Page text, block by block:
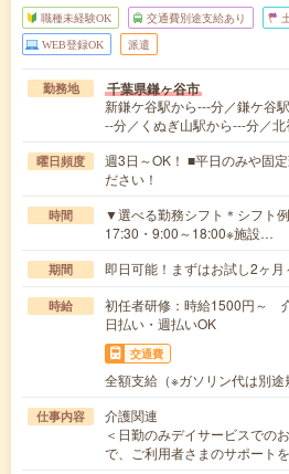
職種未経験OK 交通費別途支給あり
WEB登録OK 派遣
勤務地 千葉県鎌ヶ谷市
新鎌ケ谷駅から---分／鎌ケ谷
--分／くぬぎ山駅から---分／
曜日頻度
週3日～OK！ ■平日のみや固
ださい！
時間
▼選べる勤務シフト＊シフト
17:30・9:00～18:00※施設…
期間 即日可能！まずはお試し2ヶ月
時給
初任者研修：時給1500円～
日払い・週払いOK
交通費
全額支給（※ガソリン代は別途
仕事内容
介護関連
＜日勤のみデイサービスでの
で、ご利用者さまのサポート